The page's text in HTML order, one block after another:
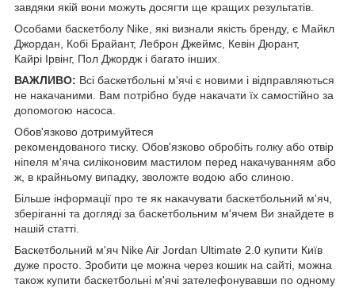
завдяки якій вони можуть досягти ще кращих результатів.
Особами баскетболу Nike, які визнали якість бренду, є Майкл
Джордан, Кобі Брайант, Леброн Джеймс, Кевін Дюрант,
Кайрі Ірвінг, Пол Джордж і багато інших.
ВАЖЛИВО: Всі баскетбольні м'ячі є новими і відправляються
не накачаними. Вам потрібно буде накачати їх самостійно за
допомогою насоса.
Обов'язково дотримуйтеся
рекомендованого тиску. Обов'язково обробіть голку або отвір
ніпеля м'яча силіконовим мастилом перед накачуванням або
ж, в крайньому випадку, зволожте водою або слиною.
Більше інформації про те як накачувати баскетбольний м'яч,
зберіганні та догляді за баскетбольним м'ячем Ви знайдете в
нашій статті.
Баскетбольний м'яч Nike Air Jordan Ultimate 2.0 купити Київ
дуже просто. Зробити це можна через кошик на сайті, можна
також купити баскетбольні м'ячі зателефонувавши по одному